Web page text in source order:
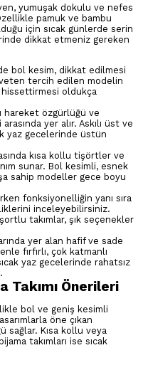
yumuşak dokulu ve nefes
pamuk ve bambu
için sıcak günlerde serin
dikkat etmeniz gereken
bol kesim, dikkat edilmesi
tercih edilen modelin
hissettirmesi oldukça
hareket özgürlüğü ve
yer alır. Askılı üst ve
yaz gecelerinde üstün
kısa kollu tişörtler ve
sunar. Bol kesimli, esnek
sahip modeller gece boyu
fonksiyonelliğin yanı sıra
inceleyebilirsiniz.
takımlar, şık seçenekler
yer alan hafif ve sade
fırfırlı, çok katmanlı
yaz gecelerinde rahatsız
Takımı Önerileri
bol ve geniş kesimli
öne çıkan
sağlar. Kısa kollu veya
takımları ise sıcak